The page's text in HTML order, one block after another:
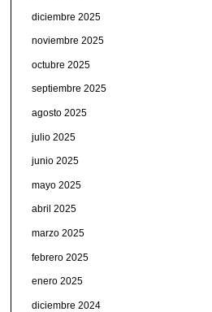
diciembre 2025
noviembre 2025
octubre 2025
septiembre 2025
agosto 2025
julio 2025
junio 2025
mayo 2025
abril 2025
marzo 2025
febrero 2025
enero 2025
diciembre 2024